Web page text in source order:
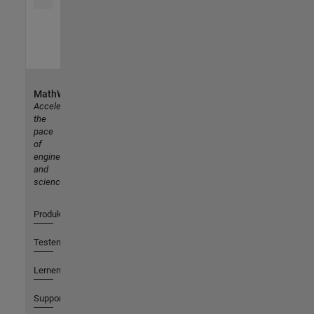
MathWorks
Accelerating
the
pace
of
engineering
and
science
Produkte
Testen oder Kaufen
Lernen
Support